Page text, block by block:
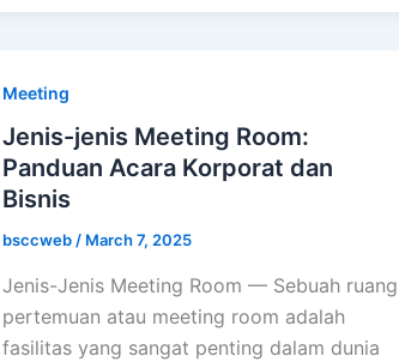
Meeting
Jenis-jenis Meeting Room:
Panduan Acara Korporat dan
Bisnis
bsccweb/ March 7, 2025
Jenis-Jenis Meeting Room — Sebuah ruang
pertemuan atau meeting room adalah
fasilitas yang sangat penting dalam dunia